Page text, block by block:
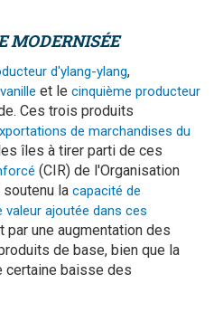
MODERNISÉE
d'ylang-ylang,
et le cinquième producteur
Ces trois produits
de marchandises du
îles à tirer parti de ces
(CIR) de l'Organisation
la capacité de
ajoutée dans ces
par une augmentation des
de base, bien que la
certaine baisse des